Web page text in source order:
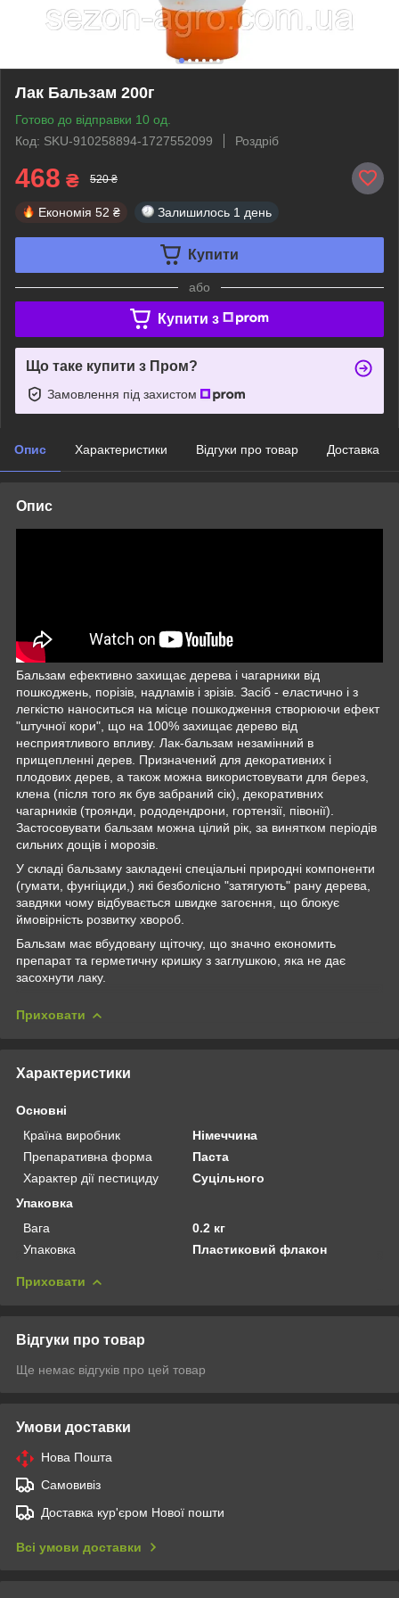
Лак Бальзам 200г
Готово до відправки 10 од.
Код: SKU-910258894-1727552099
Роздріб
468 ₴ 520 ₴
Економія 52 ₴ Залишилось 1 день
Купити
або
Купити з
Що таке купити з Пром?
Замовлення під захистом
Опис Характеристики Відгуки про товар Доставка
Опис
Бальзам ефективно захищає дерева і чагарники від
пошкоджень, порізів, надламів і зрізів. Засіб - еластично і з
легкістю наноситься на місце пошкодження створюючи ефект
"штучної кори", що на 100% захищає дерево від
несприятливого впливу. Лак-бальзам незамінний в
прищепленні дерев. Призначений для декоративних і
плодових дерев, а також можна використовувати для берез,
клена (після того як був забраний сік), декоративних
чагарників (троянди, рододендрони, гортензії, півонії).
Застосовувати бальзам можна цілий рік, за винятком періодів
сильних дощів і морозів.
У складі бальзаму закладені спеціальні природні компоненти
(гумати, фунгіциди,) які безболісно "затягують" рану дерева,
завдяки чому відбувається швидке загоєння, що блокує
ймовірність розвитку хвороб.
Бальзам має вбудовану щіточку, що значно економить
препарат та герметичну кришку з заглушкою, яка не дає
засохнути лаку.
Приховати
Характеристики
Основні
Країна виробник
Німеччина
Препаративна форма
Паста
Характер дії пестициду
Суцільного
Упаковка
Вага
0.2 кг
Упаковка
Пластиковий флакон
Приховати
Відгуки про товар
Ще немає відгуків про цей товар
Умови доставки
Нова Пошта
Самовивіз
Доставка кур'єром Нової пошти
Всі умови доставки